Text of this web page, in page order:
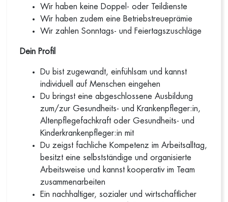
Wir haben keine Doppel- oder Teildienste
Wir haben zudem eine Betriebstreueprämie
Wir zahlen Sonntags- und Feiertagszuschläge
Dein Profil
Du bist zugewandt, einfühlsam und kannst
individuell auf Menschen eingehen
Du bringst eine abgeschlossene Ausbildung
zum/zur Gesundheits- und Krankenpfleger:in,
Altenpflegefachkraft oder Gesundheits- und
Kinderkrankenpfleger:in mit
Du zeigst fachliche Kompetenz im Arbeitsalltag,
besitzt eine selbstständige und organisierte
Arbeitsweise und kannst kooperativ im Team
zusammenarbeiten
Ein nachhaltiger, sozialer und wirtschaftlicher